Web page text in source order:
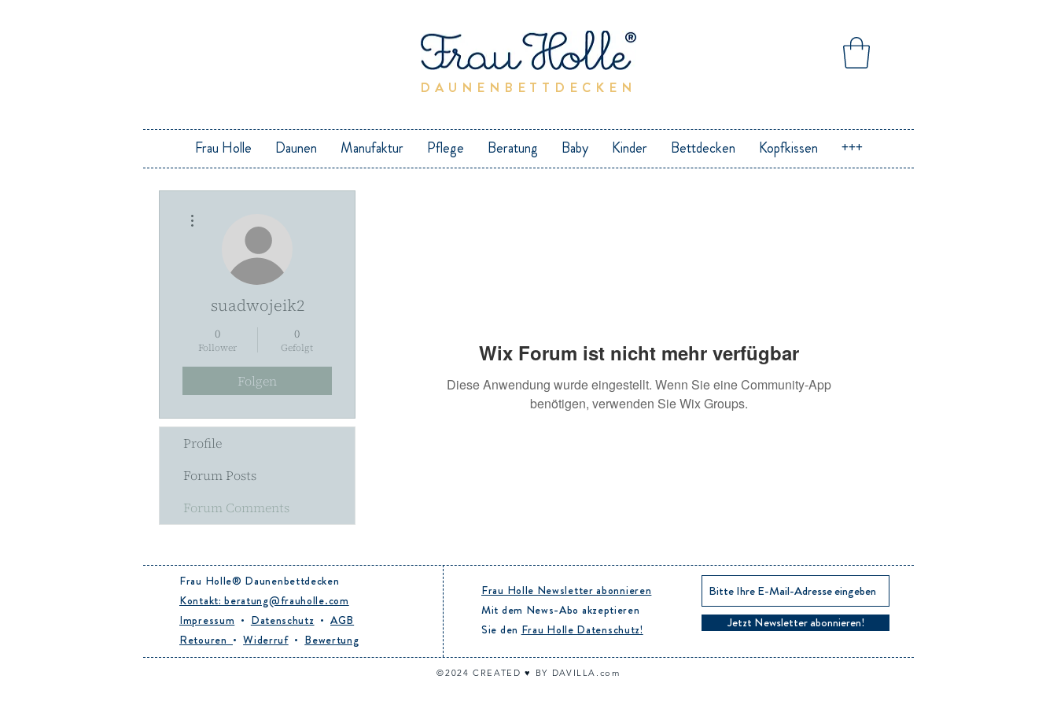
DAUNENBETTDECKEN
Frau Holle Daunen Manufaktur Pflege Beratung Baby Kinder Bettdecken Kopfkissen +++
Wix Forum ist nicht mehr verfügbar
Diese Anwendung wurde eingestellt. Wenn Sie eine Community-App
benötigen, verwenden Sie Wix Groups.
suadwojeik2
0
Follower
0
Gefolgt
Folgen
Profile
Forum Posts
Forum Comments
Frau Holle® Daunenbettdecken
Kontakt: beratung@frauholle.com
Impressum • Datenschutz •AGB
Retouren •Widerruf• Bewertung
Frau Holle Newsletter abonnieren
Mit dem News-Abo akzeptieren
Sie den Frau Holle Datenschutz! Jetzt Newsletter abonnieren!
©2024CREATED ♥︎ BY DAVILLA.com